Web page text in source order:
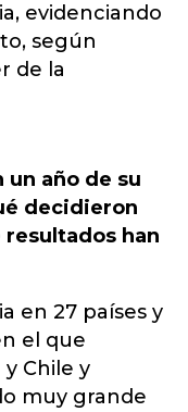
evidenciando
según
de la
año de su
decidieron
han
en 27 países y
el que
Chile y
muy grande